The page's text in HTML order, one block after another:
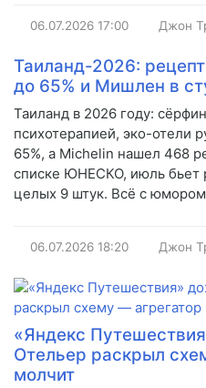
06.07.2026 17:00 Джон
Таиланд-2026:
до 65% и Мишлен в
Таиланд в 2026 году:
психотерапией, эко-отели
65%, а Michelin нашел 468
списке ЮНЕСКО, июль бьет
целых 9 штук. Всё с юмором
06.07.2026 18:20 Джон
«Яндекс
Отельер раскрыл
молчит